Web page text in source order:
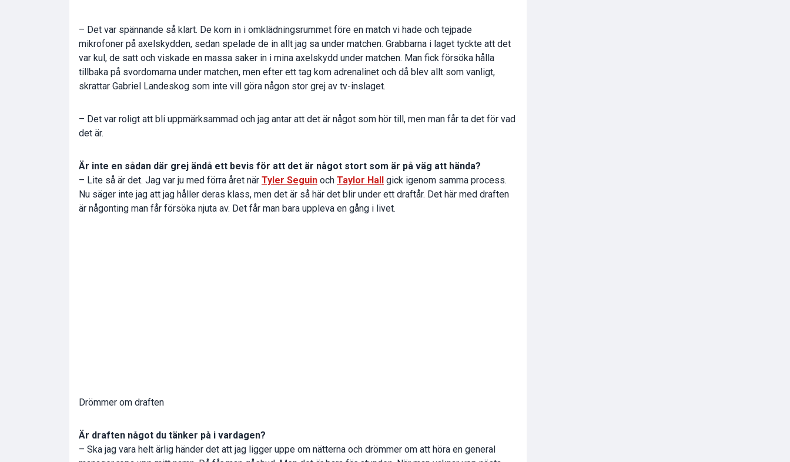
– Det var spännande så klart. De kom in i omklädningsrummet före en match vi hade och tejpade
mikrofoner på axelskydden, sedan spelade de in allt jag sa under matchen. Grabbarna i laget tyckte att det
var kul, de satt och viskade en massa saker in i mina axelskydd under matchen. Man fick försöka hålla
tillbaka på svordomarna under matchen, men efter ett tag kom adrenalinet och då blev allt som vanligt,
skrattar Gabriel Landeskog som inte vill göra någon stor grej av tv-inslaget.
– Det var roligt att bli uppmärksammad och jag antar att det är något som hör till, men man får ta det för vad
det är.
Är inte en sådan där grej ändå ett bevis för att det är något stort som är på väg att hända?
– Lite så är det. Jag var ju med förra året när Tyler Seguin och Taylor Hall gick igenom samma process.
Nu säger inte jag att jag håller deras klass, men det är så här det blir under ett draftår. Det här med draften
är någonting man får försöka njuta av. Det får man bara uppleva en gång i livet.
Drömmer om draften
Är draften något du tänker på i vardagen?
– Ska jag vara helt ärlig händer det att jag ligger uppe om nätterna och drömmer om att höra en general